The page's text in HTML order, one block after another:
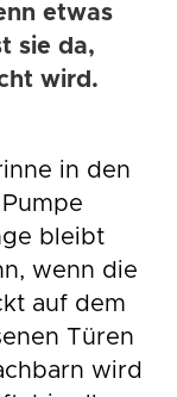
etwas
sie da,
wird.
in den
bleibt
wenn die
auf dem
Türen
wird